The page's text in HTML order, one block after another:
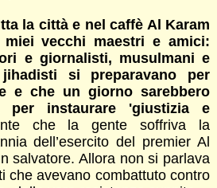
la città e nel caffè Al Karam
vecchi maestri e amici:
e giornalisti, musulmani e
si preparavano per
e che un giorno sarebbero
per instaurare 'giustizia e
che la gente soffriva la
dell’esercito del premier Al
salvatore. Allora non si parlava
che avevano combattuto contro